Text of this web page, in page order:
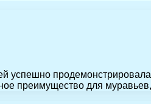
успешно
преимущество для